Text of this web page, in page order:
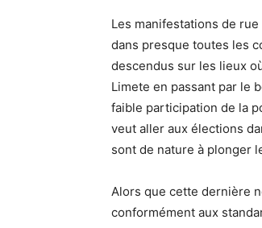
Les manifestations de
dans presque toutes les
descendus sur les lieux
Limete en passant par le
faible participation de la
veut aller aux élections
sont de nature à plonger
Alors que cette dernière
conformément aux